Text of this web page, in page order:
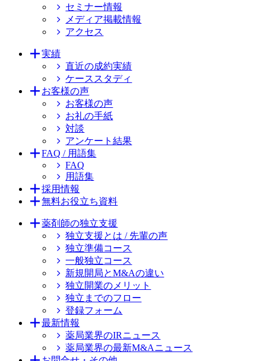
セミナー情報
メディア掲載情報
アクセス
実績
直近の成約実績
ケーススタディ
お客様の声
お客様の声
お礼の手紙
対談
アンケート結果
FAQ / 用語集
FAQ
用語集
採用情報
無料お役立ち資料
薬剤師の独立支援
独立支援とは / 先輩の声
独立準備コース
一般独立コース
新規開局とM&Aの違い
独立開業のメリット
独立までのフロー
登録フォーム
最新情報
薬局業界のIRニュース
薬局業界の最新M&Aニュース